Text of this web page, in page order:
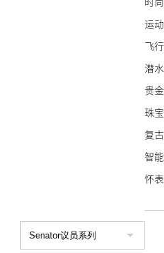
雷达
万
泰
艾美
宝
波尔
豪
运
飞
潜水
贵
珠宝
复古
智能
怀表